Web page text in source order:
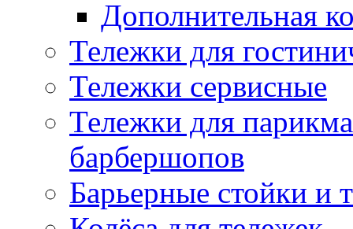
Дополнительная
Тележки для
Тележки сервисные
Тележки для
барбершопов
Барьерные стойки и